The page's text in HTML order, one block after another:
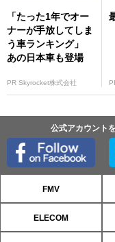
「たった1年でオー
ナーが手放してしま
う車ランキング」
あの日本車も登場
PR Skyrocket株式会社
公式アカウント
FMV
ELECOM